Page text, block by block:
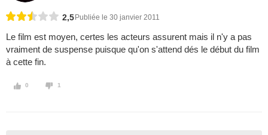
2,5 Publiée le 30 janvier 2011
Le film est moyen, certes les acteurs assurent mais il n'y a pas
vraiment de suspense puisque qu'on s'attend dés le début du film
à cette fin.
0 1